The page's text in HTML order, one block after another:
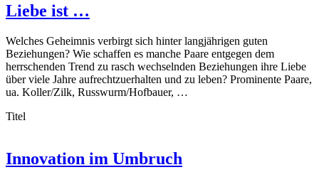
Liebe ist …
Welches Geheimnis verbirgt sich hinter langjährigen guten
Beziehungen? Wie schaffen es manche Paare entgegen dem
herrschenden Trend zu rasch wechselnden Beziehungen ihre Liebe
über viele Jahre aufrechtzuerhalten und zu leben? Prominente Paare,
ua. Koller/Zilk, Russwurm/Hofbauer, …
Titel
Innovation im Umbruch